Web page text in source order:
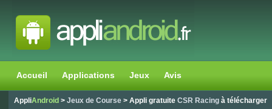
Accueil Applications Jeux Avis
AppliAndroid > Jeux de Course > Appli gratuite CSR Racing à télécharger